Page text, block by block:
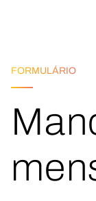
FORMULÁRIO